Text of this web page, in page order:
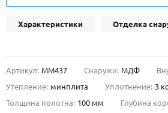
ДОСТАВКА
О НАС
Характеристики Отделка
Артикул: ММ437 Снаружи: МДФ
Утепление: минплита Уплотнение: 3
Толщина полотна: 100 мм Глубина